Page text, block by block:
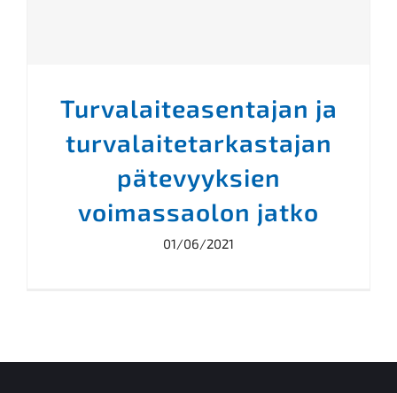
Turvalaiteasentajan ja
turvalaitetarkastajan
pätevyyksien
voimassaolon jatko
01/06/2021